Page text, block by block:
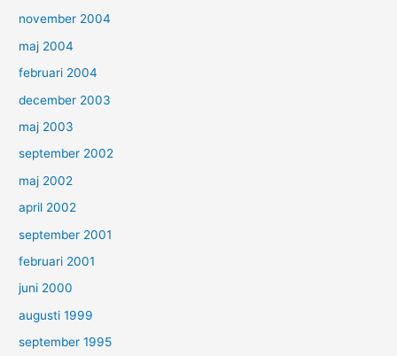
november 2004
maj 2004
februari 2004
december 2003
maj 2003
september 2002
maj 2002
april 2002
september 2001
februari 2001
juni 2000
augusti 1999
september 1995